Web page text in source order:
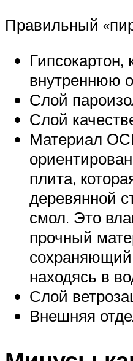
Правильный
Гипсокартон,
внутреннюю
Слой
Слой
Материал
плита,
деревянной
смол. Это
прочный
находясь в
Слой
Внешняя